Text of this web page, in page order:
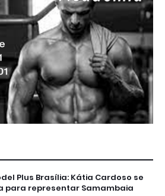
Plus Brasília: Kátia Cardoso se
para representar Samambaia